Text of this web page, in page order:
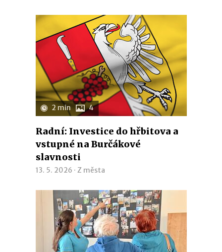
2 min 4
Radní: Investice do hřbitova a
vstupné na Burčákové
slavnosti
13. 5. 2026 · Z města